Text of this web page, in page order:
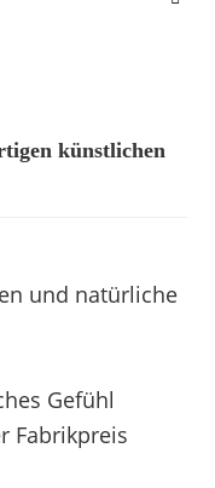
künstlichen
und natürliche
Gefühl
Fabrikpreis